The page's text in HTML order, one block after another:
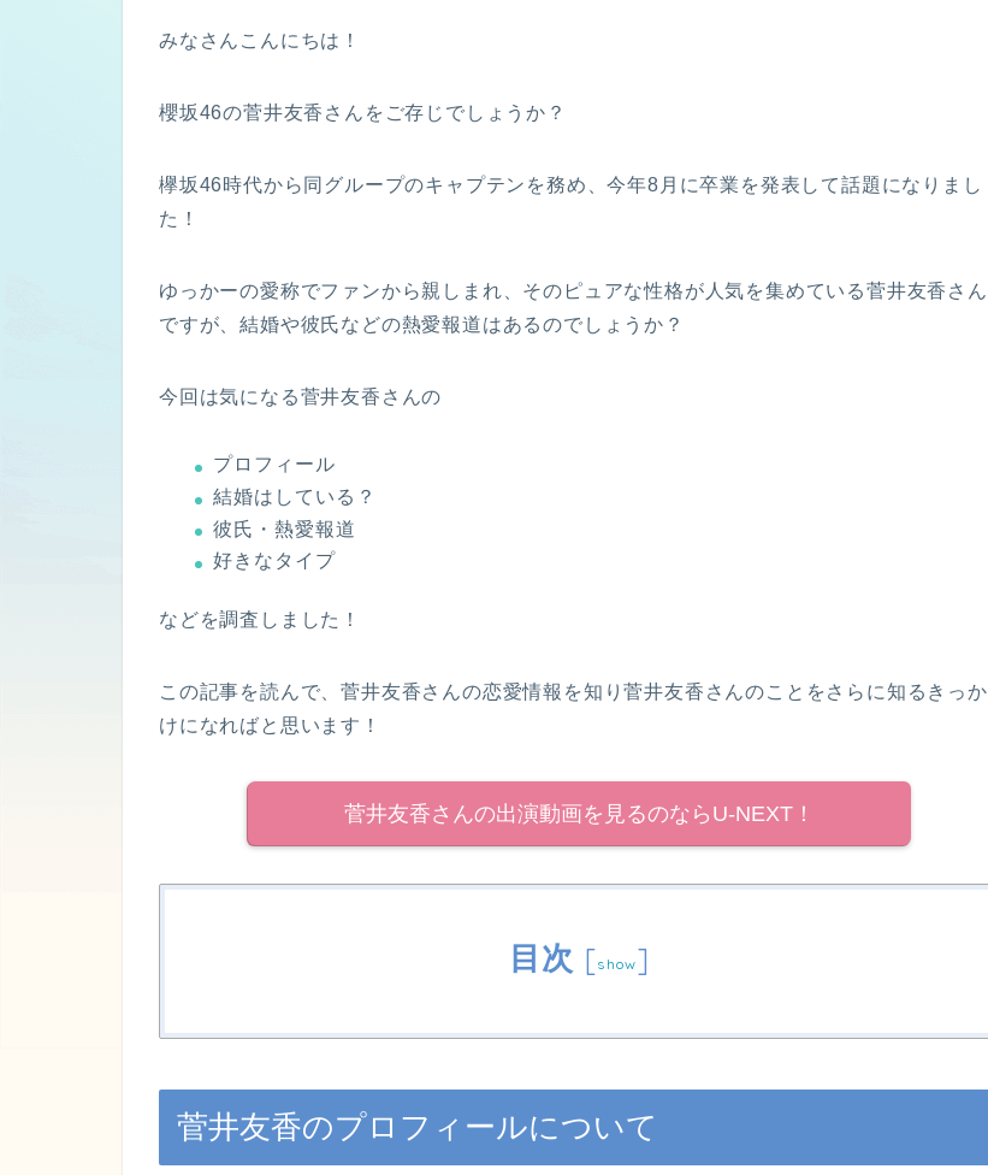
みなさんこんにちは！
櫻坂46の菅井友香さんをご存じでしょうか？
欅坂46時代から同グループのキャプテンを務め、今年8月に卒業を発表して話題になりまし
た！
ゆっかーの愛称でファンから親しまれ、そのピュアな性格が人気を集めている菅井友香さん
ですが、結婚や彼氏などの熱愛報道はあるのでしょうか？
今回は気になる菅井友香さんの
プロフィール
結婚はしている？
彼氏・熱愛報道
好きなタイプ
などを調査しました！
この記事を読んで、菅井友香さんの恋愛情報を知り菅井友香さんのことをさらに知るきっか
けになればと思います！
菅井友香さんの出演動画を見るのならU-NEXT！
目次 [show]
菅井友香のプロフィールについて